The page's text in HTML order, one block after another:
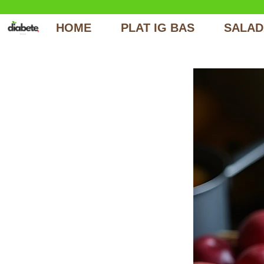
HOME PLAT IG BAS